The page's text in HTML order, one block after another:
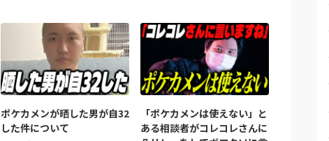
ポケカメンが晒した男が自32
した件について
「ポケカメンは使えない」と
ある相談者がコレコレさんに